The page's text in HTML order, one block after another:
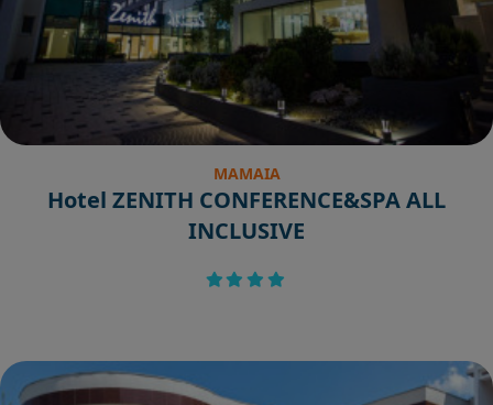
MAMAIA
Hotel ZENITH CONFERENCE&SPA ALL
INCLUSIVE